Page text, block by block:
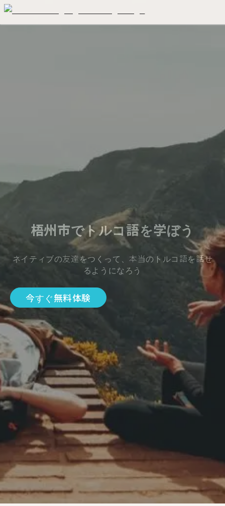
梧州市でトルコ語を学ぼう
ネイティブの友達をつくって、本当のトルコ語を話せ
るようになろう
今すぐ無料体験